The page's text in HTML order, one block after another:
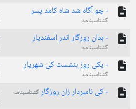
- چو آگاه شد شاه کامد پسر
گشتاسبنامه
- بدان روزگار اندر اسفندیار
گشتاسبنامه
- یکی روز بنشست کی شهریار
گشتاسبنامه
- کی نامبردار زان روزگارگشتاسبنامه